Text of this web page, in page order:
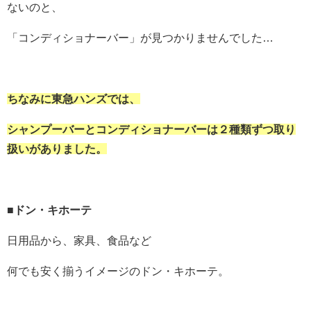
ないのと、
「コンディショナーバー」が見つかりませんでした…
ちなみに東急ハンズでは、
シャンプーバーとコンディショナーバーは２種類ずつ取り
扱いがありました。
■ドン・キホーテ
日用品から、家具、食品など
何でも安く揃うイメージのドン・キホーテ。